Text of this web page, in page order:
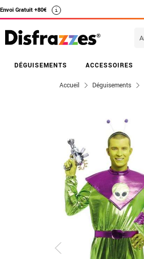
Envoi Gratuit +80€ i
DÉGUISEMENTS ACCESSOIRES
Accueil Déguisements